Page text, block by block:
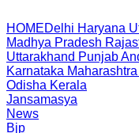
HOMEDelhi Haryana
Madhya Pradesh
Uttarakhand Punjab
Karnataka Maharashtra
Odisha Kerala
Jansamasya
News
Bjp